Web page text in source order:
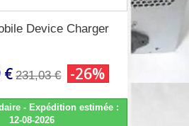
Device Charger
€ 231,03 € -26%
- Expédition estimée :
12-08-2026